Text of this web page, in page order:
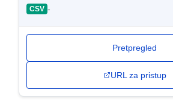
CSV -
Pretpregled
URL za pristup